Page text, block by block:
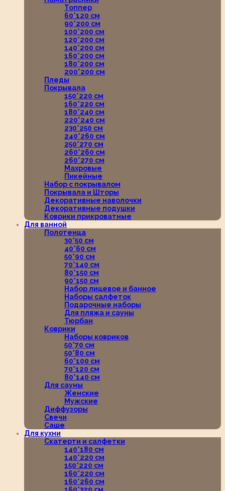
Топпер
60*120 см
90*200 см
100*200 см
120*200 см
140*200 см
160*200 см
180*200 см
200*200 см
Пледы
Покрывала
150*220 см
160*220 см
180*240 см
220*240 см
230*250 см
240*260 см
250*270 см
260*260 см
260*270 см
Махровые
Пикейные
Набор с покрывалом
Покрывала и Шторы
Декоративные наволочки
Декоративные подушки
Коврики прикроватные
Для ванной
Полотенца
30*50 см
40*60 см
50*90 см
70*140 см
80*150 см
90*150 см
Набор лицевое и банное
Наборы салфеток
Подарочные наборы
Для пляжа и сауны
Тюрбан
Коврики
Наборы ковриков
50*70 см
50*80 см
60*100 см
70*120 см
80*140 см
Для сауны
Женские
Мужские
Диффузоры
Свечи
Саше
Для кухни
Скатерти и салфетки
140*180 см
140*220 см
150*220 см
160*220 см
160*260 см